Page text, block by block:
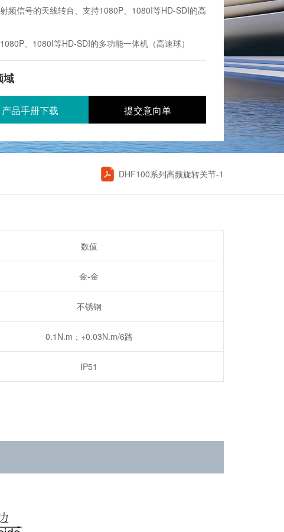
频信号的天线转台、支持1080P、1080I等HD-SDI的高
、1080I等HD-SDI的多功能一体机（高速球）
域
产品手册下载 提交意向单
DHF100系列高频旋转关节-1
数值
金-金
不锈钢
0.1N.m；+0.03N.m/6路
IP51